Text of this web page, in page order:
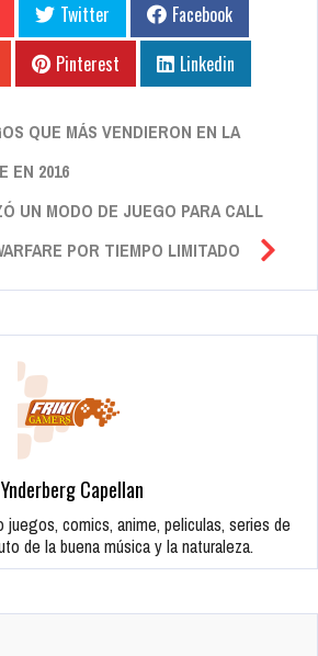
Twitter
Facebook
Pinterest Linkedin
QUE MÁS VENDIERON EN LA
EN 2016
UN MODO DE JUEGO PARA CALL
POR TIEMPO LIMITADO
Ynderberg Capellan
comics, anime, peliculas, series de
de la buena música y la naturaleza.